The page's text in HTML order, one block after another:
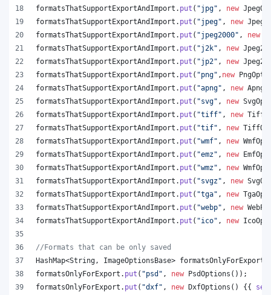
formatsThatSupportExportAndImport . put ( "jpg" , new
formatsThatSupportExportAndImport . put ( "jpeg" , new
formatsThatSupportExportAndImport . put ( "jpeg2000" , new
formatsThatSupportExportAndImport . put ( "j2k" , new
formatsThatSupportExportAndImport . put ( "jp2" , new
formatsThatSupportExportAndImport . put ( "png" , new
formatsThatSupportExportAndImport . put ( "apng" , new
formatsThatSupportExportAndImport . put ( "svg" , new
formatsThatSupportExportAndImport . put ( "tiff" , new
formatsThatSupportExportAndImport . put ( "tif" , new
formatsThatSupportExportAndImport . put ( "wmf" , new
formatsThatSupportExportAndImport . put ( "emz" , new
formatsThatSupportExportAndImport . put ( "wmz" , new
formatsThatSupportExportAndImport . put ( "svgz" , new
formatsThatSupportExportAndImport . put ( "tga" , new
formatsThatSupportExportAndImport . put ( "webp" , new
formatsThatSupportExportAndImport . put ( "ico" , new
//Formats that can be only saved
HashMap<String , ImageOptionsBase> formatsOnlyForExport
formatsOnlyForExport . put ( "psd" , new PsdOptions ());
formatsOnlyForExport . put ( "dxf" , new DxfOptions () {{